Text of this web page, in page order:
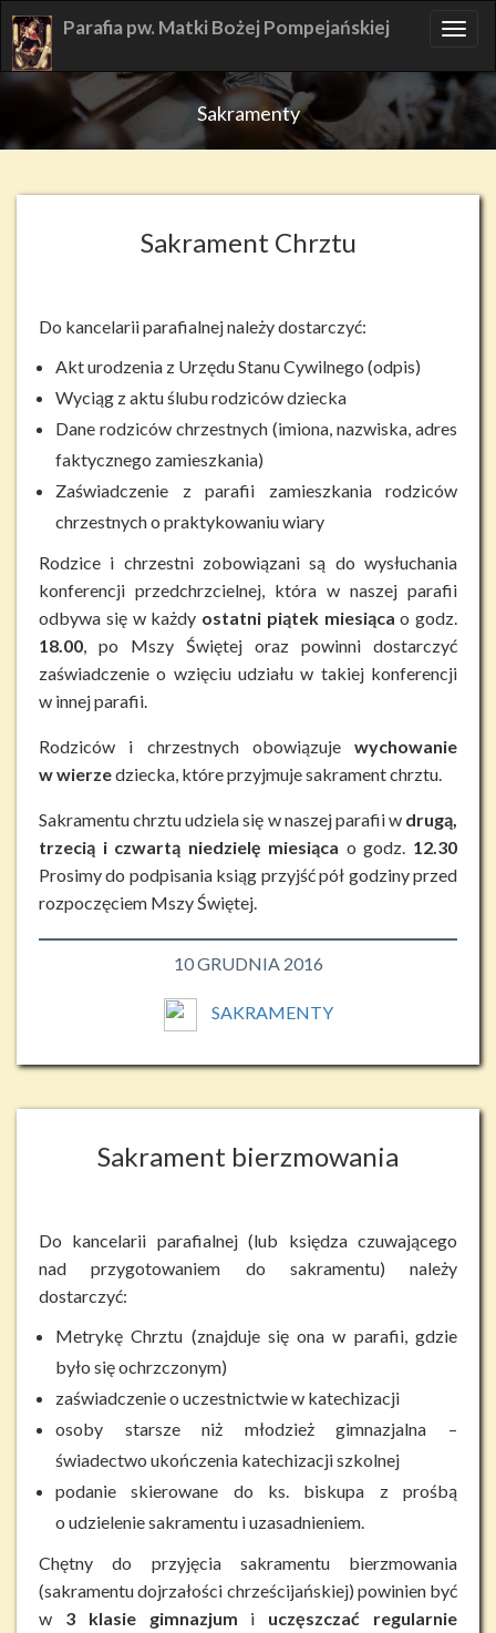
Skip
to
content
Parafia pw. Matki Bożej Pompejańskiej
Sakramenty
Sakrament Chrztu
Do kancelarii parafialnej należy dostarczyć:
Akt urodzenia z Urzędu Stanu Cywilnego (odpis)
Wyciąg z aktu ślubu rodziców dziecka
Dane rodziców chrzestnych (imiona, nazwiska, adres
faktycznego zamieszkania)
Zaświadczenie z parafii zamieszkania rodziców
chrzestnych o praktykowaniu wiary
Rodzice i chrzestni zobowiązani są do wysłuchania
konferencji przedchrzcielnej, która w naszej parafii
odbywa się w każdy ostatni piątek miesiąca o godz.
18.00, po Mszy Świętej oraz powinni dostarczyć
zaświadczenie o wzięciu udziału w takiej konferencji
w innej parafii.
Rodziców i chrzestnych obowiązuje wychowanie
w wierzedziecka, które przyjmuje sakrament chrztu.
Sakramentu chrztu udziela się w naszej parafii w drugą,
trzecią i czwartą niedzielę miesiąca o godz. 12.30
Prosimy do podpisania ksiąg przyjść pół godziny przed
rozpoczęciem Mszy Świętej.
10 GRUDNIA 2016
SAKRAMENTY
Sakrament bierzmowania
Do kancelarii parafialnej (lub księdza czuwającego
nad przygotowaniem do sakramentu) należy
dostarczyć:
Metrykę Chrztu (znajduje się ona w parafii, gdzie
było się ochrzczonym)
zaświadczenie o uczestnictwie w katechizacji
osoby starsze niż młodzież gimnazjalna –
świadectwo ukończenia katechizacji szkolnej
podanie skierowane do ks. biskupa z prośbą
o udzielenie sakramentu i uzasadnieniem.
Chętny do przyjęcia sakramentu bierzmowania
(sakramentu dojrzałości chrześcijańskiej) powinien być
w 3 klasie gimnazjum i uczęszczać regularnie